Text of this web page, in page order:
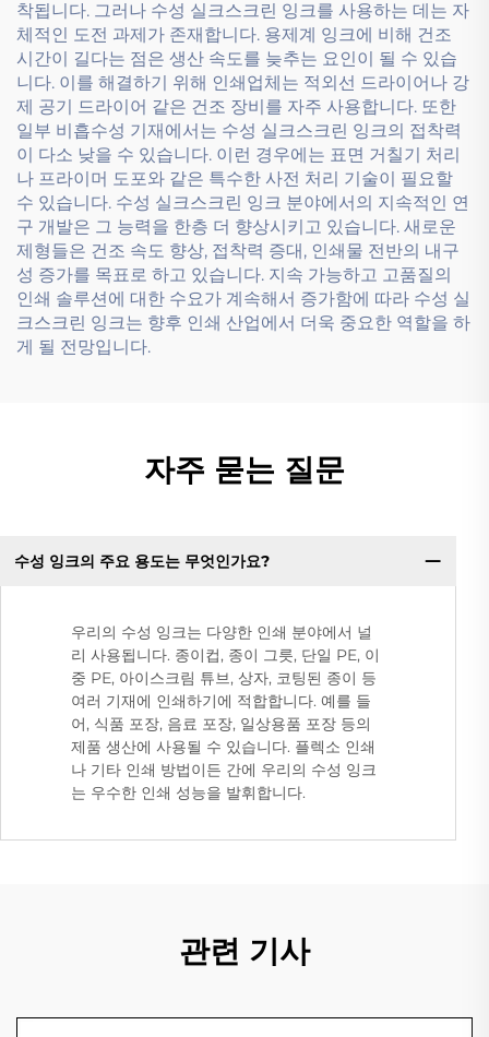
착됩니다. 그러나 수성 실크스크린 잉크를 사용하는 데는 자
체적인 도전 과제가 존재합니다. 용제계 잉크에 비해 건조
시간이 길다는 점은 생산 속도를 늦추는 요인이 될 수 있습
니다. 이를 해결하기 위해 인쇄업체는 적외선 드라이어나 강
제 공기 드라이어 같은 건조 장비를 자주 사용합니다. 또한
일부 비흡수성 기재에서는 수성 실크스크린 잉크의 접착력
이 다소 낮을 수 있습니다. 이런 경우에는 표면 거칠기 처리
나 프라이머 도포와 같은 특수한 사전 처리 기술이 필요할
수 있습니다. 수성 실크스크린 잉크 분야에서의 지속적인 연
구 개발은 그 능력을 한층 더 향상시키고 있습니다. 새로운
제형들은 건조 속도 향상, 접착력 증대, 인쇄물 전반의 내구
성 증가를 목표로 하고 있습니다. 지속 가능하고 고품질의
인쇄 솔루션에 대한 수요가 계속해서 증가함에 따라 수성 실
크스크린 잉크는 향후 인쇄 산업에서 더욱 중요한 역할을 하
게 될 전망입니다.
자주 묻는 질문
수성 잉크의 주요 용도는 무엇인가요?
우리의 수성 잉크는 다양한 인쇄 분야에서 널
리 사용됩니다. 종이컵, 종이 그릇, 단일 PE, 이
중 PE, 아이스크림 튜브, 상자, 코팅된 종이 등
여러 기재에 인쇄하기에 적합합니다. 예를 들
어, 식품 포장, 음료 포장, 일상용품 포장 등의
제품 생산에 사용될 수 있습니다. 플렉소 인쇄
나 기타 인쇄 방법이든 간에 우리의 수성 잉크
는 우수한 인쇄 성능을 발휘합니다.
관련 기사